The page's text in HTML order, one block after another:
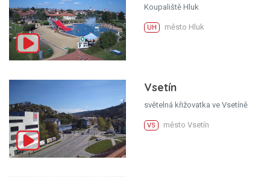
Koupaliště Hluk
UH město Hluk
Vsetín
světelná křižovatka ve Vsetíně
VS město Vsetín